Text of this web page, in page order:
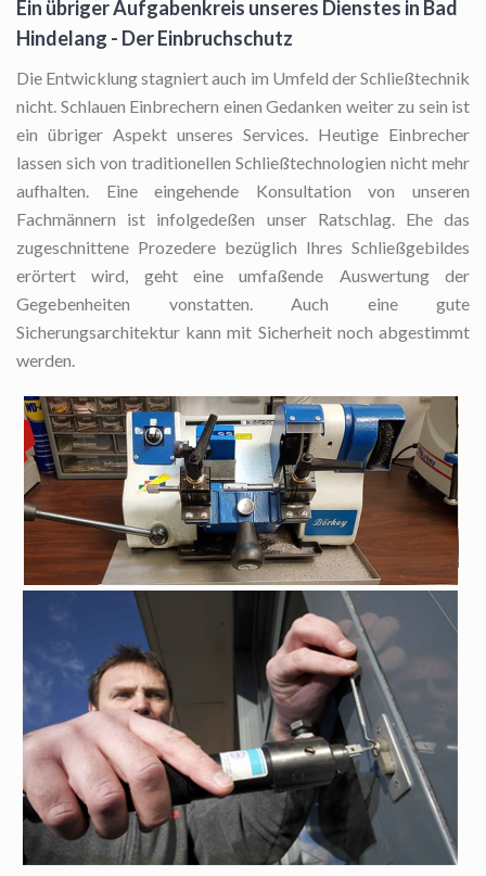
Ein übriger Aufgabenkreis unseres Dienstes in Bad
Hindelang - Der Einbruchschutz
Die Entwicklung stagniert auch im Umfeld der Schließtechnik
nicht. Schlauen Einbrechern einen Gedanken weiter zu sein ist
ein übriger Aspekt unseres Services. Heutige Einbrecher
lassen sich von traditionellen Schließtechnologien nicht mehr
aufhalten. Eine eingehende Konsultation von unseren
Fachmännern ist infolgedeßen unser Ratschlag. Ehe das
zugeschnittene Prozedere bezüglich Ihres Schließgebildes
erörtert wird, geht eine umfaßende Auswertung der
Gegebenheiten vonstatten. Auch eine gute
Sicherungsarchitektur kann mit Sicherheit noch abgestimmt
werden.